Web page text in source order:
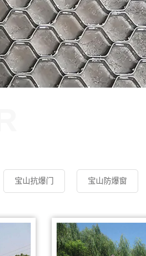
宝山抗爆门 宝山防爆窗